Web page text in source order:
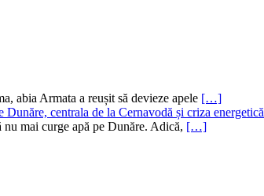
abia Armata a reușit să devieze apele […]
centrala de la Cernavodă și criza energetică
mai curge apă pe Dunăre. Adică, […]